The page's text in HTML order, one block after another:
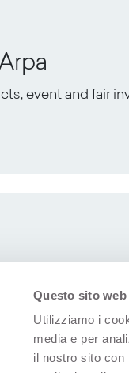
Questo sito
Utilizziamo i
media e per
il nostro sito con
event and fair